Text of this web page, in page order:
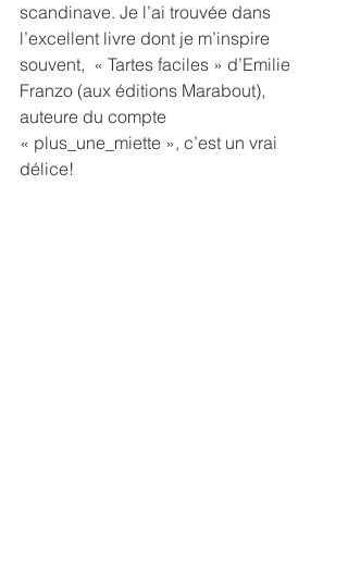
scandinave. Je l’ai trouvée dans
l’excellent livre dont je m’inspire
souvent,  « Tartes faciles » d’Emilie
Franzo (aux éditions Marabout),
auteure du compte
« plus_une_miette », c’est un vrai
délice!